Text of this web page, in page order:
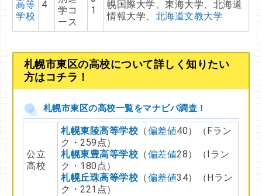
高等
学校
4
学コ
ース
1
幌国際大学、東海大学、北海道
情報大学、 北海道文教大学
札幌市東区の高校について詳しく知りたい
方はコチラ！
札幌市東区の高校一覧をマナビバ調査！
公立
高校
札幌東陵高等学校 （偏差値40）（Fラン
ク・259点）
札幌東豊高等学校 （偏差値28）（Iラン
ク・180点）
札幌丘珠高等学校 （偏差値34）（Hラン
ク・221点）